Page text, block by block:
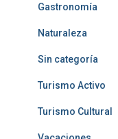
Gastronomía
Naturaleza
Sin categoría
Turismo Activo
Turismo Cultural